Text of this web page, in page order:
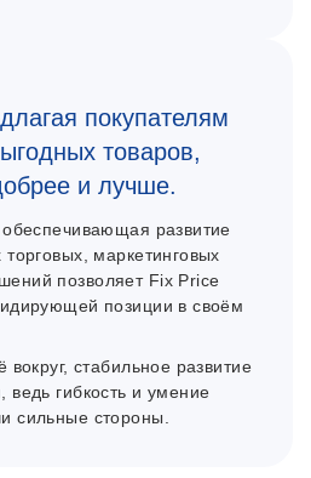
покупателям
товаров,
и лучше.
развитие
маркетинговых
позволяет Fix Price
позиции в своём
стабильное развитие
ведь гибкость и умение
сильные стороны.